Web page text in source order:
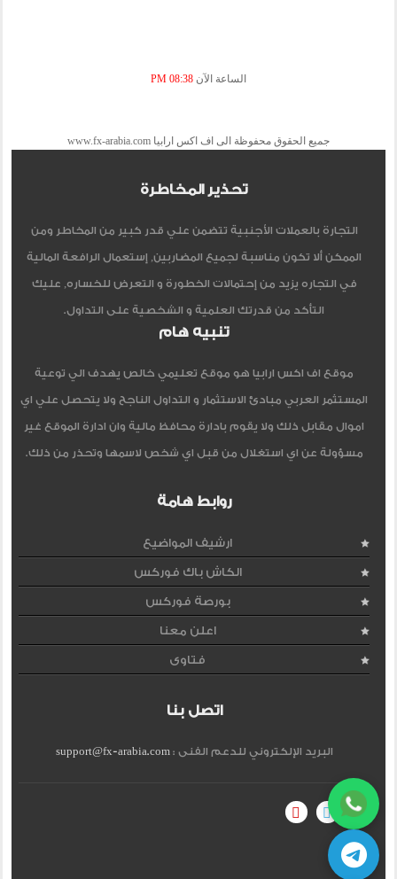
الساعة الآن 08:38 PM
جميع الحقوق محفوظة الى اف اكس ارابيا www.fx-arabia.com
تحذير المخاطرة
التجارة بالعملات الأجنبية تتضمن علي قدر كبير من المخاطر ومن
الممكن ألا تكون مناسبة لجميع المضاربين, إستعمال الرافعة المالية
في التجاره يزيد من إحتمالات الخطورة و التعرض للخساره, عليك
التأكد من قدرتك العلمية و الشخصية على التداول.
تنبيه هام
موقع اف اكس ارابيا هو موقع تعليمي خالص يهدف الي توعية
المستثمر العربي مبادئ الاستثمار و التداول الناجح ولا يتحصل علي اي
اموال مقابل ذلك ولا يقوم بادارة محافظ مالية وان ادارة الموقع غير
مسؤولة عن اي استغلال من قبل اي شخص لاسمها وتحذر من ذلك.
روابط هامة
ارشيف المواضيع
الكاش باك فوركس
بورصة فوركس
اعلن معنا
فتاوى
اتصل بنا
البريد الإلكتروني للدعم الفنى :support@fx-arabia.com